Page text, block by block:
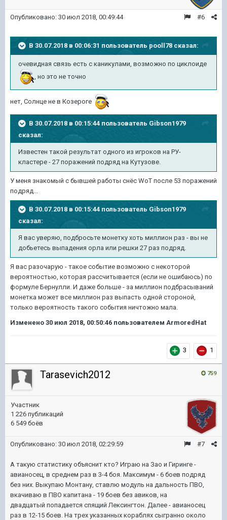
#6
Опубликовано: 30 июл 2018, 00:49:44
В 30.07.2018 в 00:06:31 пользователь pooll78 сказал:
очевидная связь есть с каникулами, возможно по циклоиде
, но это не точно
нет, Солнце не в Козероге
В 30.07.2018 в 00:15:44 пользователь Gibson1979
сказал:
Известен такой результат одного из игроков на РУ-
кластере - 27 поражений подряд на Кутузове.
У меня знакомый с бывшей работы снёс WoT после 53 поражений
подряд...
В 30.07.2018 в 00:15:44 пользователь Gibson1979
сказал:
Я вас уверяю, подбросьте монетку хоть миллион раз - вы не
добьетесь выпадения орла или решки 27 раз подряд.
Я вас разочарую - такое событие возможно с некоторой
вероятностью, которая рассчитывается (если не ошибаюсь) по
формуле Бернулли. И даже больше - за миллион подбрасываний
монетка может все миллион раз выпасть одной стороной,
только вероятность такого события ничтожно мала.
Изменено 30 июл 2018, 00:50:46 пользователем ArmoredHat
3 1
759
Tarasevich2012
Участник
1 226 публикаций
6 549 боёв
#7
Опубликовано: 30 июл 2018, 02:29:59
А такую статистику объяснит кто? Играю на Зао и Гиринге -
авианосец, в среднем раз в 3-4 боя. Максимум - 6 боев подряд
без них. Выкупаю Монтану, ставлю модуль на дальность ПВО,
вкачиваю в ПВО капитана - 19 боев без авиков, на
двадцатый попадается спящий Лексингтон. Далее - авианосец
раз в 12-15 боев. На трех указанных кораблях сыгранно около